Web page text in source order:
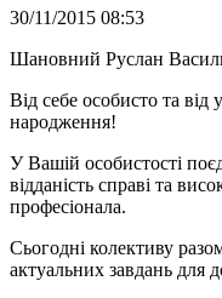
30/11/2015 08:53
Шановний Руслан
Від себе особисто та
народження!
У Вашій особистості
відданість справі та
професіонала.
Сьогодні колективу
актуальних завдань для